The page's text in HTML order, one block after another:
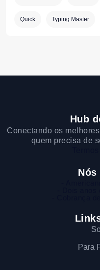
Quick Typing Master
Hub
Conectando os
quem precisa de
Nós
Para